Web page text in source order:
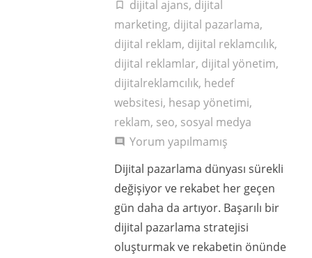
turned_in_not dijital ajans, dijital
marketing, dijital pazarlama,
dijital reklam, dijital reklamcılık,
dijital reklamlar, dijital yönetim,
dijitalreklamcılık, hedef
websitesi, hesap yönetimi,
reklam, seo, sosyal medya
comment
Yorum yapılmamış
Dijital pazarlama dünyası sürekli
değişiyor ve rekabet her geçen
gün daha da artıyor. Başarılı bir
dijital pazarlama stratejisi
oluşturmak ve rekabetin önünde